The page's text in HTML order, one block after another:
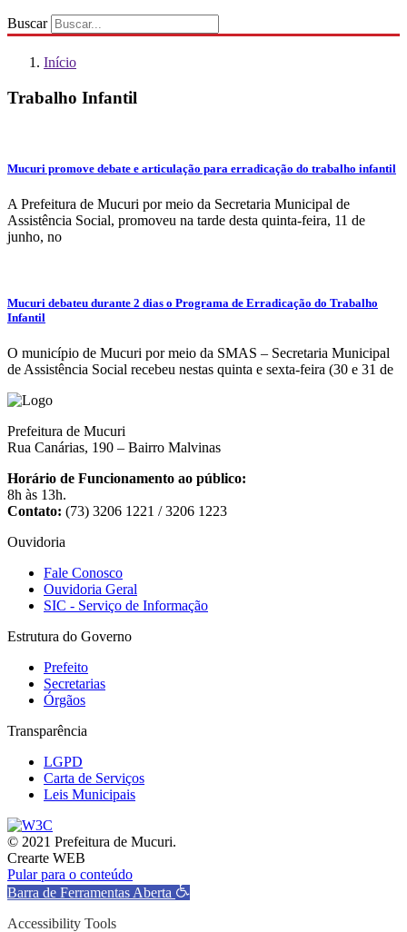
Buscar
Início
Trabalho Infantil
Mucuri promove debate e articulação para erradicação do trabalho infantil
A Prefeitura de Mucuri por meio da Secretaria Municipal de
Assistência Social, promoveu na tarde desta quinta-feira, 11 de
junho, no
Mucuri debateu durante 2 dias o Programa de Erradicação do Trabalho
Infantil
O município de Mucuri por meio da SMAS – Secretaria Municipal
de Assistência Social recebeu nestas quinta e sexta-feira (30 e 31 de
Prefeitura de Mucuri
Rua Canárias, 190 – Bairro Malvinas
Horário de Funcionamento ao público:
8h às 13h.
Contato: (73) 3206 1221 / 3206 1223
Ouvidoria
Fale Conosco
Ouvidoria Geral
SIC - Serviço de Informação
Estrutura do Governo
Prefeito
Secretarias
Órgãos
Transparência
LGPD
Carta de Serviços
Leis Municipais
© 2021 Prefeitura de Mucuri.
Crearte WEB
Pular para o conteúdo
Barra de Ferramentas Aberta
Accessibility Tools